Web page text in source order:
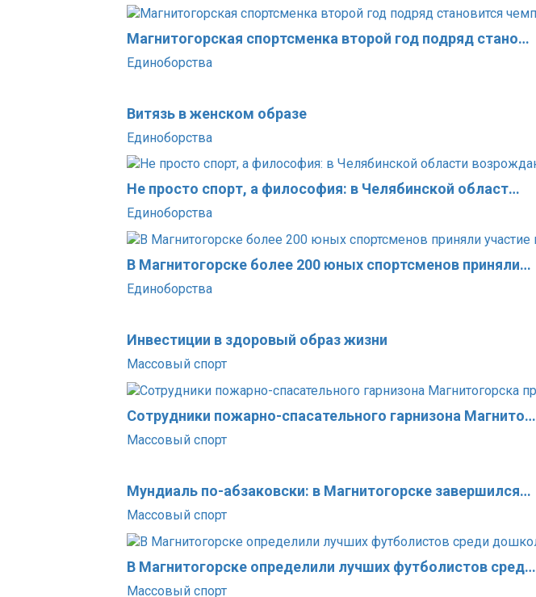
Магнитогорская спортсменка второй год подряд стано…
Единоборства
Витязь в женском образе
Единоборства
Не просто спорт, а философия: в Челябинской област…
Единоборства
В Магнитогорске более 200 юных спортсменов приняли…
Единоборства
Инвестиции в здоровый образ жизни
Массовый спорт
Сотрудники пожарно-спасательного гарнизона Магнито…
Массовый спорт
Мундиаль по-абзаковски: в Магнитогорске завершился…
Массовый спорт
В Магнитогорске определили лучших футболистов сред…
Массовый спорт